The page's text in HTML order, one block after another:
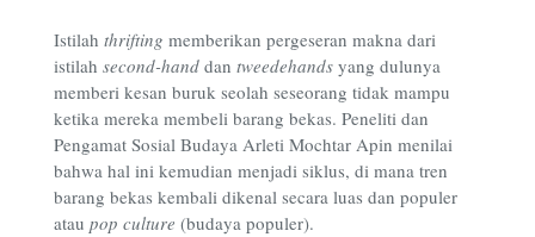
Istilah thrifting memberikan pergeseran makna dari
istilah second-hand dan tweedehands yang dulunya
memberi kesan buruk seolah seseorang tidak mampu
ketika mereka membeli barang bekas. Peneliti dan
Pengamat Sosial Budaya Arleti Mochtar Apin menilai
bahwa hal ini kemudian menjadi siklus, di mana tren
barang bekas kembali dikenal secara luas dan populer
atau pop culture (budaya populer).